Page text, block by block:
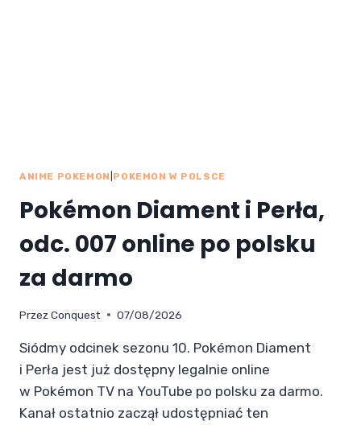
ANIME POKEMON POKEMON W POLSCE
Pokémon Diament i Perła,
odc. 007 online po polsku
za darmo
Przez Conquest 07/08/2026
Siódmy odcinek sezonu 10. Pokémon Diament
i Perła jest już dostępny legalnie online
w Pokémon TV na YouTube po polsku za darmo.
Kanał ostatnio zaczął udostępniać ten